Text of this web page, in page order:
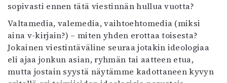
sopivasti ennen tätä viestinnän hullua vuotta?
Valtamedia, valemedia, vaihtoehtomedia (miksi
aina v-kirjain?) – miten yhden erottaa toisesta?
Jokainen viestintäväline seuraa jotakin ideologiaa
eli ajaa jonkun asian, ryhmän tai aatteen etua,
mutta jostain syystä näytämme kadottaneen kyvyn